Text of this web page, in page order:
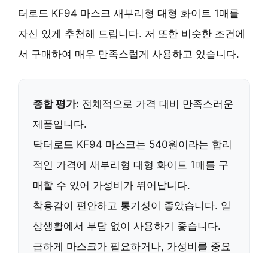
터로드 KF94 마스크 새부리형 대형 화이트 1매를
자신 있게 추천해 드립니다. 저 또한 비슷한 조건에
서 구매하여 매우 만족스럽게 사용하고 있습니다.
종합 평가: 전체적으로 가격 대비 만족스러운
제품입니다.
닥터로드 KF94 마스크는 540원이라는 합리
적인 가격에 새부리형 대형 화이트 1매를 구
매할 수 있어 가성비가 뛰어납니다.
착용감이 편안하고 통기성이 좋았습니다. 일
상생활에서 부담 없이 사용하기 좋습니다.
급하게 마스크가 필요하거나, 가성비를 중요